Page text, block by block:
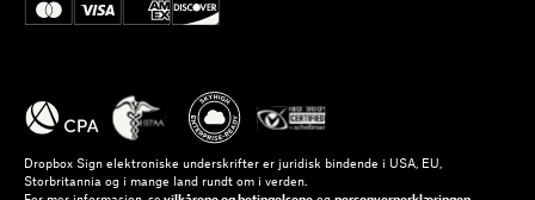
Dropbox Sign elektroniske underskrifter er juridisk bindende i USA, EU,
Storbritannia og i mange land rundt om i verden.